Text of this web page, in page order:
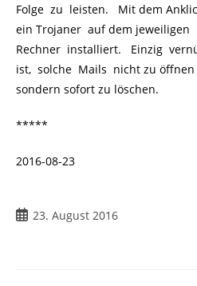
Folge zu leisten. Mit dem
ein Trojaner auf dem jeweiligen
Rechner installiert. Einzig
ist, solche Mails nicht zu öffnen
sondern sofort zu löschen.
*****
2016-08-23
Beitrag23. August 2016